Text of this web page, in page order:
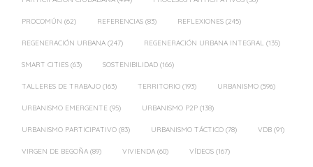
PROCOMÚN (62) REFERENCIAS (83) REFLEXIONES (245)
REGENERACIÓN URBANA (247) REGENERACIÓN URBANA INTEGRAL (135)
SMART CITIES (63) SOSTENIBILIDAD (166)
TALLERES DE TRABAJO (163) TERRITORIO (193) URBANISMO (596)
URBANISMO EMERGENTE (95) URBANISMO P2P (138)
URBANISMO PARTICIPATIVO (83) URBANISMO TÁCTICO (78) VDB (91)
VIRGEN DE BEGOÑA (89) VIVIENDA (60) VÍDEOS (167)